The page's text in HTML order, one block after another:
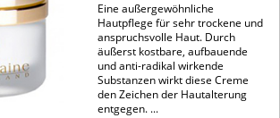
Eine außergewöhnliche
Hautpflege für sehr trockene und
anspruchsvolle Haut. Durch
äußerst kostbare, aufbauende
und anti-radikal wirkende
Substanzen wirkt diese Creme
den Zeichen der Hautalterung
entgegen. ...